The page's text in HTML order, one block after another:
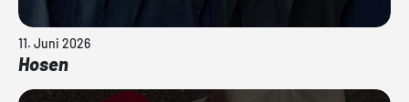
11. Juni 2026
Hosen